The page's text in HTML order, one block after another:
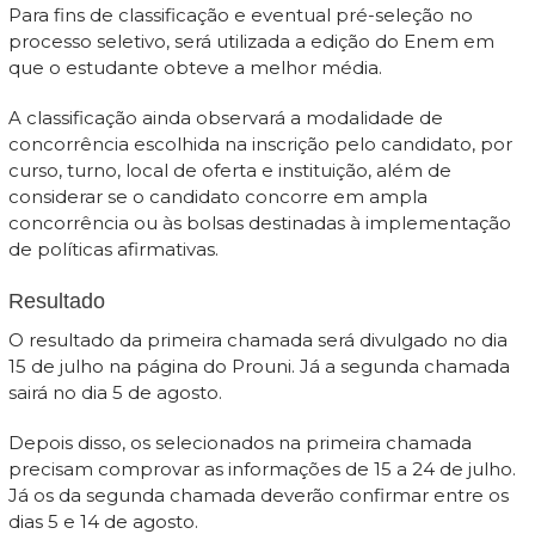
Para fins de classificação e eventual pré-seleção no
processo seletivo, será utilizada a edição do Enem em
que o estudante obteve a melhor média.
A classificação ainda observará a modalidade de
concorrência escolhida na inscrição pelo candidato, por
curso, turno, local de oferta e instituição, além de
considerar se o candidato concorre em ampla
concorrência ou às bolsas destinadas à implementação
de políticas afirmativas.
Resultado
O resultado da primeira chamada será divulgado no dia
15 de julho na página do Prouni. Já a segunda chamada
sairá no dia 5 de agosto.
Depois disso, os selecionados na primeira chamada
precisam comprovar as informações de 15 a 24 de julho.
Já os da segunda chamada deverão confirmar entre os
dias 5 e 14 de agosto.